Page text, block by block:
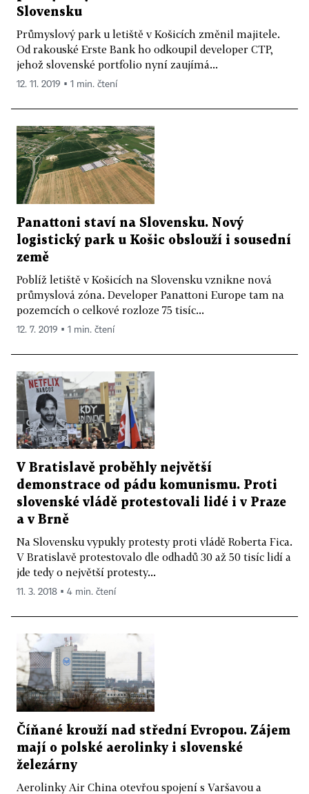
Slovensku
Průmyslový park u letiště v Košicích změnil majitele.
Od rakouské Erste Bank ho odkoupil developer CTP,
jehož slovenské portfolio nyní zaujímá...
12. 11. 2019 ▪ 1 min. čtení
Panattoni staví na Slovensku. Nový
logistický park u Košic obslouží i sousední
země
Poblíž letiště v Košicích na Slovensku vznikne nová
průmyslová zóna. Developer Panattoni Europe tam na
pozemcích o celkové rozloze 75 tisíc...
12. 7. 2019 ▪ 1 min. čtení
V Bratislavě proběhly největší
demonstrace od pádu komunismu. Proti
slovenské vládě protestovali lidé i v Praze
a v Brně
Na Slovensku vypukly protesty proti vládě Roberta Fica.
V Bratislavě protestovalo dle odhadů 30 až 50 tisíc lidí a
jde tedy o největší protesty...
11. 3. 2018 ▪ 4 min. čtení
Číňané krouží nad střední Evropou. Zájem
mají o polské aerolinky i slovenské
železárny
Aerolinky Air China otevřou spojení s Varšavou a